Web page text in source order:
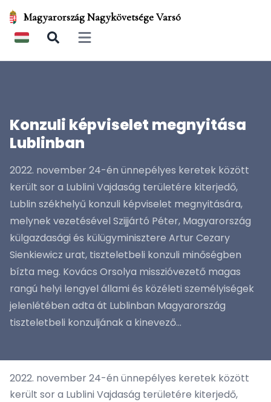
Magyarország Nagykövetsége Varsó
Open main menu
Konzuli képviselet megnyitása
Lublinban
2022. november 24-én ünnepélyes keretek között
került sor a Lublini Vajdaság területére kiterjedő,
Lublin székhelyű konzuli képviselet megnyitására,
melynek vezetésével Szijjártó Péter, Magyarország
külgazdasági és külügyminisztere Artur Cezary
Sienkiewicz urat, tiszteletbeli konzuli minőségben
bízta meg. Kovács Orsolya misszióvezető magas
rangú helyi lengyel állami és közéleti személyiségek
jelenlétében adta át Lublinban Magyarország
tiszteletbeli konzuljának a kinevező...
2022. november 24-én ünnepélyes keretek között
került sor a Lublini Vajdaság területére kiterjedő,